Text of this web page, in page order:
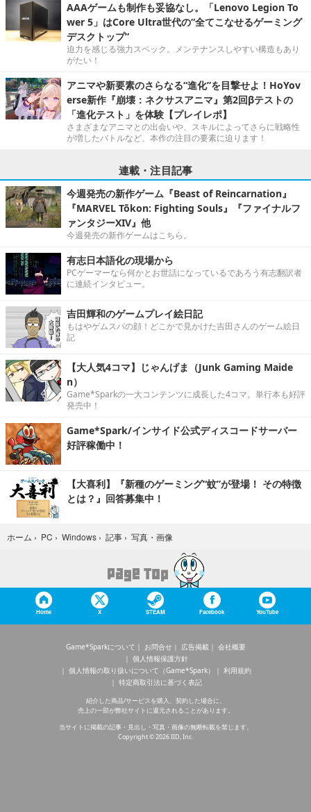
AAAゲームも制作も妥協なし。「Lenovo Legion To
wer 5」はCore Ultra世代の“全てこなせるゲーミング
デスクトップ”
迫力を感じる強力スペック。メンテナンスしやすい構造もあり
がたい！
アニマや新要素のさらなる“進化”を目撃せよ！HoYov
erse新作『崩壊：ネクサスアニマ』第2回βテストの
「進化テスト」を体験【プレイレポ】
さまざまなアニマとの出会いや、スキルによってさらに戦略性
が増したバトルなど、本作の注目の要素に迫ります！
連載・注目記事
今週発売の新作ゲーム『Beast of Reincarnation』
『MARVEL Tōkon: Fighting Souls』『ファイナルフ
ァンタジーXIV』他
今週発売の新作ゲームはこちら。
有志日本語化の現場から
PCゲーマーなら何かとお世話になっているであろう有志翻訳者
に連続インタビュー。
吉田輝和のゲームプレイ絵日記
もはやゲムスパの顔！どこかで見かけた吉田さんのゲーム絵日
記
【大人気4コマ】じゃんげま（Junk Gaming Maide
n）
Game*Sparkの一大コンテンツに成長した4コマ。単行本も好評
発売中！
Game*Spark/インサイド公式ディスコードサーバー
好評稼働中！
【大喜利】『新種のゲーミング“蚊”が登場！ その特徴
とは？』回答募集中！
ホーム › PC › Windows › 記事 › 写真・画像
Home X STEAM Facebook YouTube
Game*Sparkについて お問合せ 広告掲載
会社概要
個人情報保護方針
個人情報の取り扱いについて（Game*Spark）
利用規約
特定商取引法に基づく表記
紹介した商品/サービスを購入、契約した場合に、
売上の一部が弊社サイトに還元されることがあります。
当サイトに掲載の記事・見出し・写真・画像の無断転載を禁じます。
Copyright © 2026 IID, Inc.